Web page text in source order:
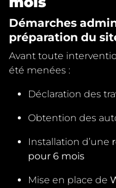
Démarches
préparation du
Avant toute
été menées :
Déclaration des
Obtention des
Installation d’une
pour 6 mois
Mise en place de